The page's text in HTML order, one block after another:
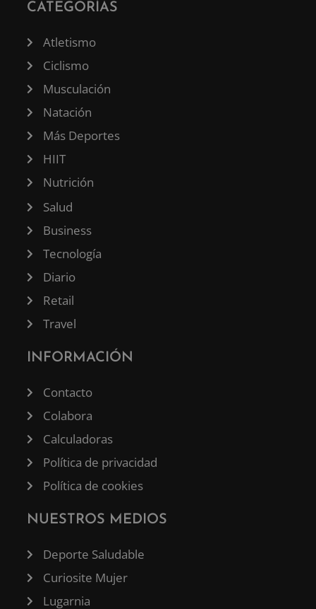
CATEGORÍAS
Atletismo
Ciclismo
Musculación
Natación
Más Deportes
HIIT
Nutrición
Salud
Business
Tecnología
Diario
Retail
Travel
INFORMACIÓN
Contacto
Colabora
Calculadoras
Política de privacidad
Política de cookies
NUESTROS MEDIOS
Deporte Saludable
Curiosite Mujer
Lugarnia